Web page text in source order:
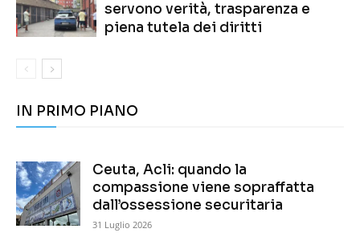
servono verità, trasparenza e
piena tutela dei diritti
IN PRIMO PIANO
Ceuta, Acli: quando la
compassione viene sopraffatta
dall’ossessione securitaria
31 Luglio 2026